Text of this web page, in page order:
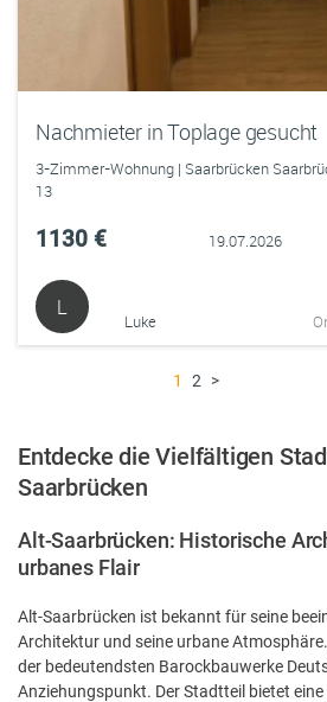
Nachmieter in Toplage gesucht
3-Zimmer-Wohnung | Saarbrücken
13
1130 € 19.07.2026
L
Luke
1 2 >
Entdecke die Vielfältigen
Saarbrücken
Alt-Saarbrücken: Historische
urbanes Flair
Alt-Saarbrücken ist bekannt für seine
Architektur und seine urbane
der bedeutendsten Barockbauwerke
Anziehungspunkt. Der Stadtteil bietet eine